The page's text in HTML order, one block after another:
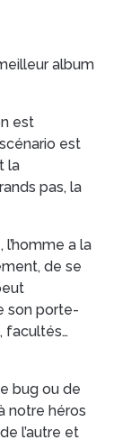
album
est
est
la
pas, la
l’homme a la
de se
son porte-
facultés…
bug ou de
notre héros
l’autre et